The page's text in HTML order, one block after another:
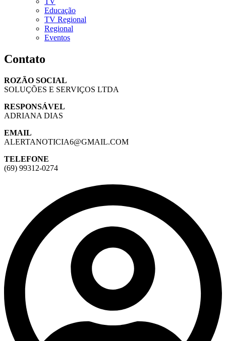
Educação
TV Regional
Regional
Eventos
Contato
ROZÃO SOCIAL
SOLUÇÕES E SERVIÇOS LTDA
RESPONSÁVEL
ADRIANA DIAS
EMAIL
ALERTANOTICIA6@GMAIL.COM
TELEFONE
(69) 99312-0274